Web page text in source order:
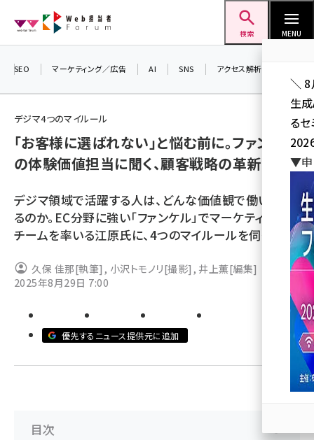
ン
検索 MENU
seo (3541)
youtube (2449)
note (2323)
セミナー (2318)
z世代 (1632)
meo (1282)
llmo (1171)
SEO マーケティング／広告 AI SNS アクセス解析／データ分析
デジマ4つのマイルール
「お客様に選ばれない」と悩む前に。ファンケル
の体験価値担当に聞く、顧客戦略の革新
デジマ領域で活躍する人は、どんな価値観で働いてい
るのか。EC分野に強い「ファンケル」でマーケティング
チームを率いる江原氏に、4つのマイルールを伺った。
久保 佳那[執筆] , 小沢トモノリ[撮影] , 井上薫[編集]
2025年8月29日 7:00
優先するニュース提供元に追加
目次
＼ 8
生
る
▼申